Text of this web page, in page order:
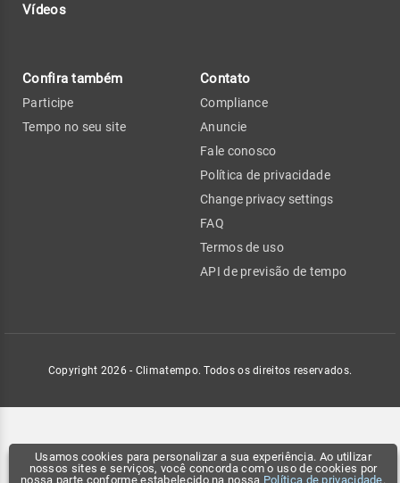
Usamos cookies para personalizar a sua experiência. Ao utilizar
nossos sites e serviços, você concorda com o uso de cookies por
nossa parte conforme estabelecido na nossa Política de privacidade.
Vídeos
Confira também
Participe
Tempo no seu site
Contato
Compliance
Anuncie
Fale conosco
Política de privacidade
Change privacy settings
FAQ
Termos de uso
API de previsão de tempo
Copyright 2026 - Climatempo. Todos os direitos reservados.